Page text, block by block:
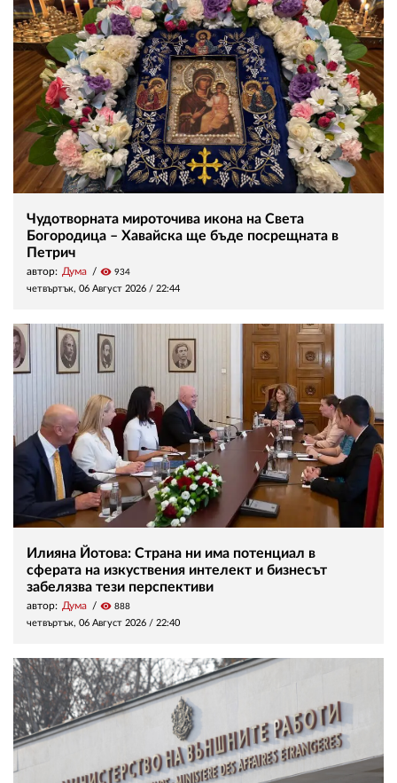
Чудотворната мироточива икона на Света
Богородица – Хавайска ще бъде посрещната в
Петрич
автор: Дума visibility 934
четвъртък, 06 Август 2026 / 22:44
Илияна Йотова: Страна ни има потенциал в
сферата на изкуствения интелект и бизнесът
забелязва тези перспективи
автор: Дума visibility 888
четвъртък, 06 Август 2026 / 22:40